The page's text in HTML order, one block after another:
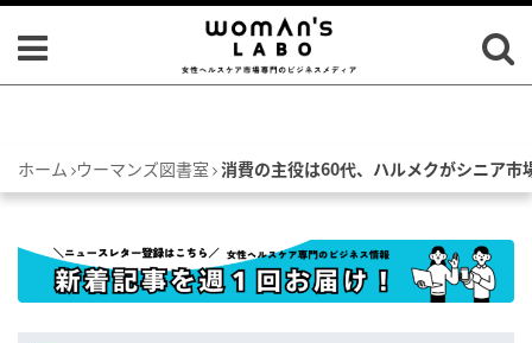
ホーム ウーマンズ図書室 消費の主役は60代、ハルメクがシニア